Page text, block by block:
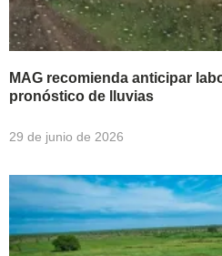
MAG recomienda anticipar
pronóstico de lluvias
29 de junio de 2026